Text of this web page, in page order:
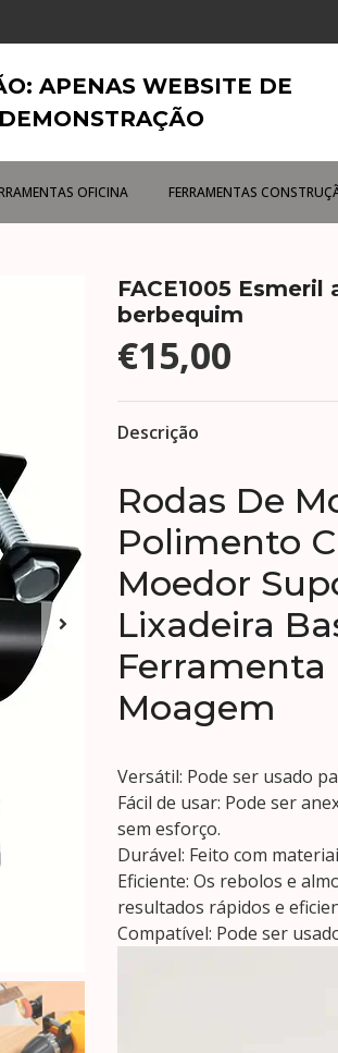
APENAS WEBSITE DE
DEMONSTRAÇÃO
OFICINA FERRAMENTAS
FACE1005
berbequim
€15,00
Descrição
Rodas De
Polimento
Moedor
Lixadeira
Ferramenta
Moagem
Versátil: Pode ser usado
Fácil de usar: Pode ser
sem esforço.
Durável: Feito com
Eficiente: Os rebolos e
resultados rápidos e
Compatível: Pode ser